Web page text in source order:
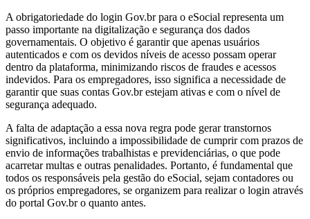
A obrigatoriedade do login Gov.br para o eSocial representa um
passo importante na digitalização e segurança dos dados
governamentais. O objetivo é garantir que apenas usuários
autenticados e com os devidos níveis de acesso possam operar
dentro da plataforma, minimizando riscos de fraudes e acessos
indevidos. Para os empregadores, isso significa a necessidade de
garantir que suas contas Gov.br estejam ativas e com o nível de
segurança adequado.
A falta de adaptação a essa nova regra pode gerar transtornos
significativos, incluindo a impossibilidade de cumprir com prazos de
envio de informações trabalhistas e previdenciárias, o que pode
acarretar multas e outras penalidades. Portanto, é fundamental que
todos os responsáveis pela gestão do eSocial, sejam contadores ou
os próprios empregadores, se organizem para realizar o login através
do portal Gov.br o quanto antes.